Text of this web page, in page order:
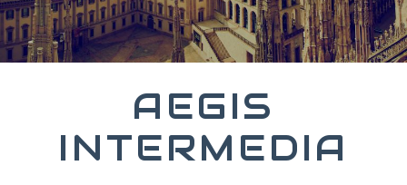
AEGIS
INTERMEDIA